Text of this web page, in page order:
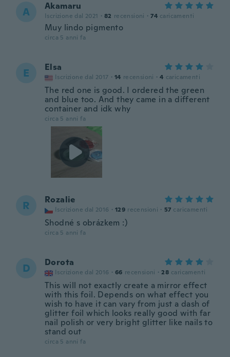
A Akamaru
Iscrizione dal 2021 · 82 recensioni · 74 caricamenti
Muy lindo pigmento
circa 5 anni fa
E Elsa
Iscrizione dal 2017 · 14 recensioni · 4 caricamenti
The red one is good. I ordered the green
and blue too. And they came in a different
container and idk why
circa 5 anni fa
R Rozalie
Iscrizione dal 2016 · 129 recensioni · 57 caricamenti
Shodné s obrázkem :)
circa 5 anni fa
D Dorota
Iscrizione dal 2016 · 66 recensioni · 28 caricamenti
This will not exactly create a mirror effect
with this foil. Depends on what effect you
wish to have it can vary from just a dash of
glitter foil which looks really good with far
nail polish or very bright glitter like nails to
stand out
circa 5 anni fa